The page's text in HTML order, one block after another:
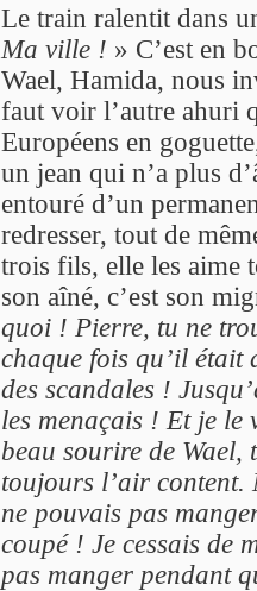
Le train ralentit dans
Ma ville ! » C’est en
Wael, Hamida, nous
faut voir l’autre ahuri
Européens en
un jean qui n’a plus
entouré d’un
redresser, tout de
trois fils, elle les aime
son aîné, c’est son
quoi ! Pierre, tu ne
chaque fois qu’il était
des scandales !
les menaçais ! Et je
beau sourire de
toujours l’air content.
ne pouvais pas
coupé ! Je cessais de
pas manger pendant